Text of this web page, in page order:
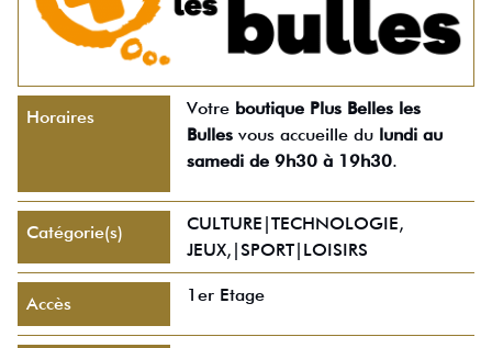
Horaires Votre boutique Plus Belles les
Bullesvous accueille du lundi au
samedi de 9h30 à 19h30.
Catégorie(s)
CULTURE|TECHNOLOGIE,
JEUX,|SPORT|LOISIRS
Accès 1er Etage